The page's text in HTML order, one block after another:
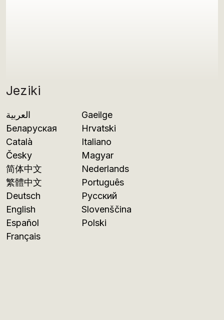
Jeziki
العربية
Беларуская
Català
Česky
简体中文
繁體中文
Deutsch
English
Español
Français
Gaeilge
Hrvatski
Italiano
Magyar
Nederlands
Português
Русский
Slovenščina
Polski